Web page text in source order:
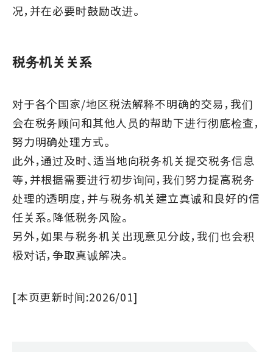
况，并在必要时鼓励改进。
税务机关关系
对于各个国家/地区税法解释不明确的交易，我们
会在税务顾问和其他人员的帮助下进行彻底检查，
努力明确处理方式。
此外，通过及时、适当地向税务机关提交税务信息
等，并根据需要进行初步询问，我们努力提高税务
处理的透明度，并与税务机关建立真诚和良好的信
任关系。降低税务风险。
另外，如果与税务机关出现意见分歧，我们也会积
极对话，争取真诚解决。
[本页更新时间:2026/01]